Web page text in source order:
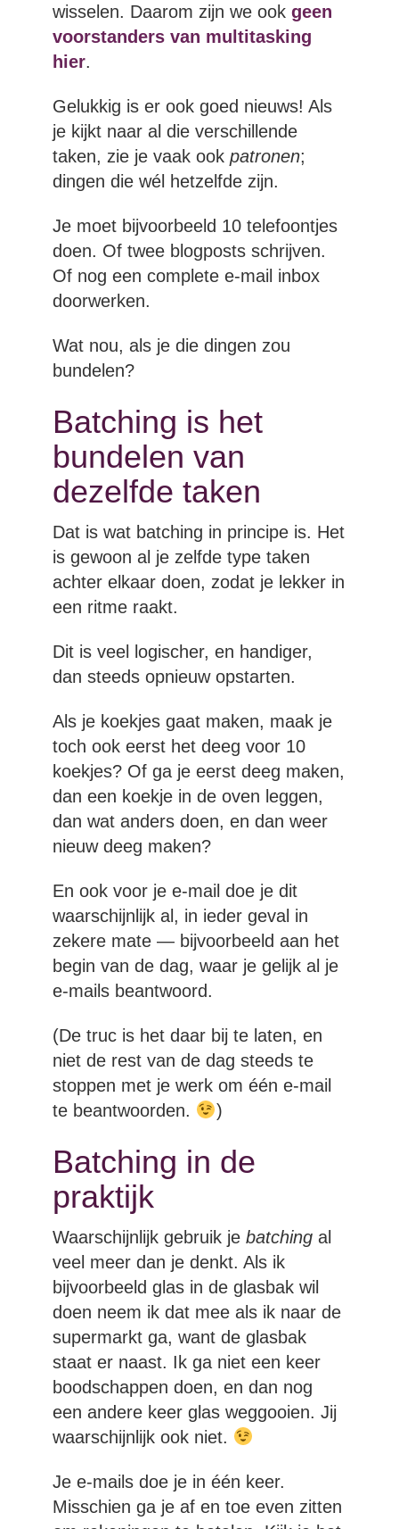
wisselen. Daarom zijn we ook geen
voorstanders van multitasking
hier.
Gelukkig is er ook goed nieuws! Als
je kijkt naar al die verschillende
taken, zie je vaak ook patronen;
dingen die wél hetzelfde zijn.
Je moet bijvoorbeeld 10 telefoontjes
doen. Of twee blogposts schrijven.
Of nog een complete e-mail inbox
doorwerken.
Wat nou, als je die dingen zou
bundelen?
Batching is het
bundelen van
dezelfde taken
Dat is wat batching in principe is. Het
is gewoon al je zelfde type taken
achter elkaar doen, zodat je lekker in
een ritme raakt.
Dit is veel logischer, en handiger,
dan steeds opnieuw opstarten.
Als je koekjes gaat maken, maak je
toch ook eerst het deeg voor 10
koekjes? Of ga je eerst deeg maken,
dan een koekje in de oven leggen,
dan wat anders doen, en dan weer
nieuw deeg maken?
En ook voor je e-mail doe je dit
waarschijnlijk al, in ieder geval in
zekere mate — bijvoorbeeld aan het
begin van de dag, waar je gelijk al je
e-mails beantwoord.
(De truc is het daar bij te laten, en
niet de rest van de dag steeds te
stoppen met je werk om één e-mail
te beantwoorden.
)
Batching in de
praktijk
Waarschijnlijk gebruik je batching al
veel meer dan je denkt. Als ik
bijvoorbeeld glas in de glasbak wil
doen neem ik dat mee als ik naar de
supermarkt ga, want de glasbak
staat er naast. Ik ga niet een keer
boodschappen doen, en dan nog
een andere keer glas weggooien. Jij
waarschijnlijk ook niet.
Je e-mails doe je in één keer.
Misschien ga je af en toe even zitten